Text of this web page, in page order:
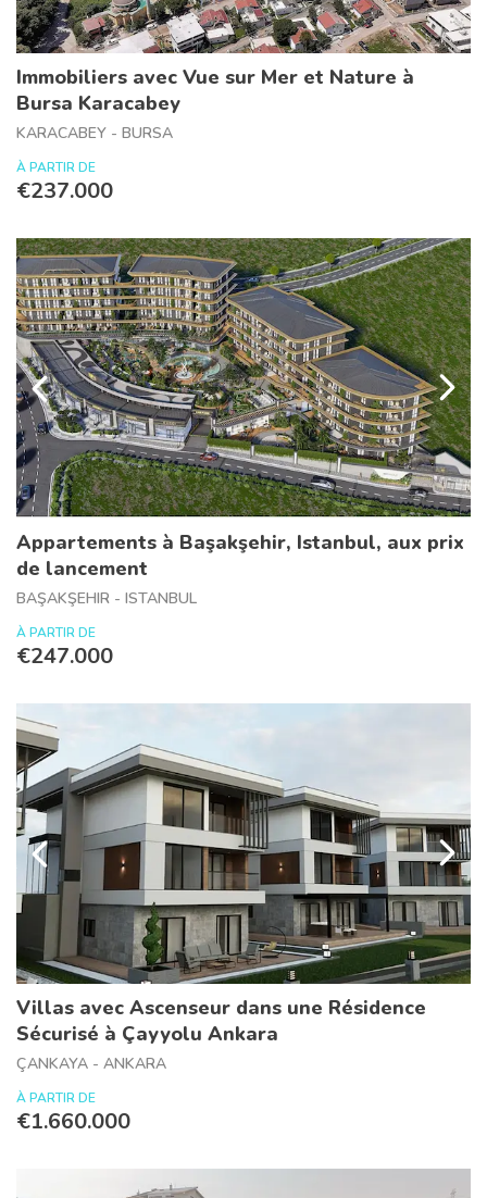
Immobiliers avec Vue sur Mer et Nature à
Bursa Karacabey
KARACABEY - BURSA
À PARTIR DE
€237.000
Appartements à Başakşehir, Istanbul, aux prix
de lancement
BAŞAKŞEHIR - ISTANBUL
À PARTIR DE
€247.000
Villas avec Ascenseur dans une Résidence
Sécurisé à Çayyolu Ankara
ÇANKAYA - ANKARA
À PARTIR DE
€1.660.000